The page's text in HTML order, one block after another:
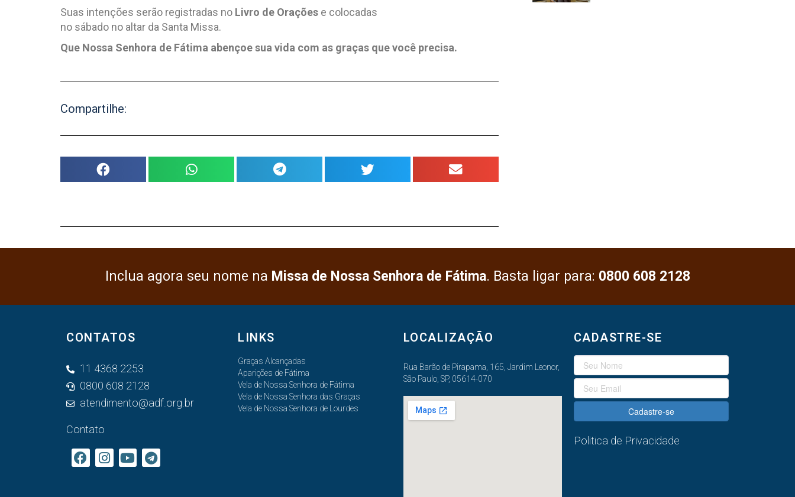
Suas intenções serão registradas no Livro de Orações e colocadas
no sábado no altar da Santa Missa.
Que Nossa Senhora de Fátima abençoe sua vida com as graças que você precisa.
Compartilhe:
Inclua agora seu nome na Missa de Nossa Senhora de Fátima. Basta ligar para: 0800 608 2128
CONTATOS
11 4368 2253
0800 608 2128
atendimento@adf.org.br
Contato
LINKS
Graças Alcançadas
Aparições de Fátima
Vela de Nossa Senhora de Fátima
Vela de Nossa Senhora das Graças
Vela de Nossa Senhora de Lourdes
LOCALIZAÇÃO
Rua Barão de Pirapama, 165, Jardim Leonor,
São Paulo, SP, 05614-070
CADASTRE-SE
Cadastre-se
Politica de Privacidade